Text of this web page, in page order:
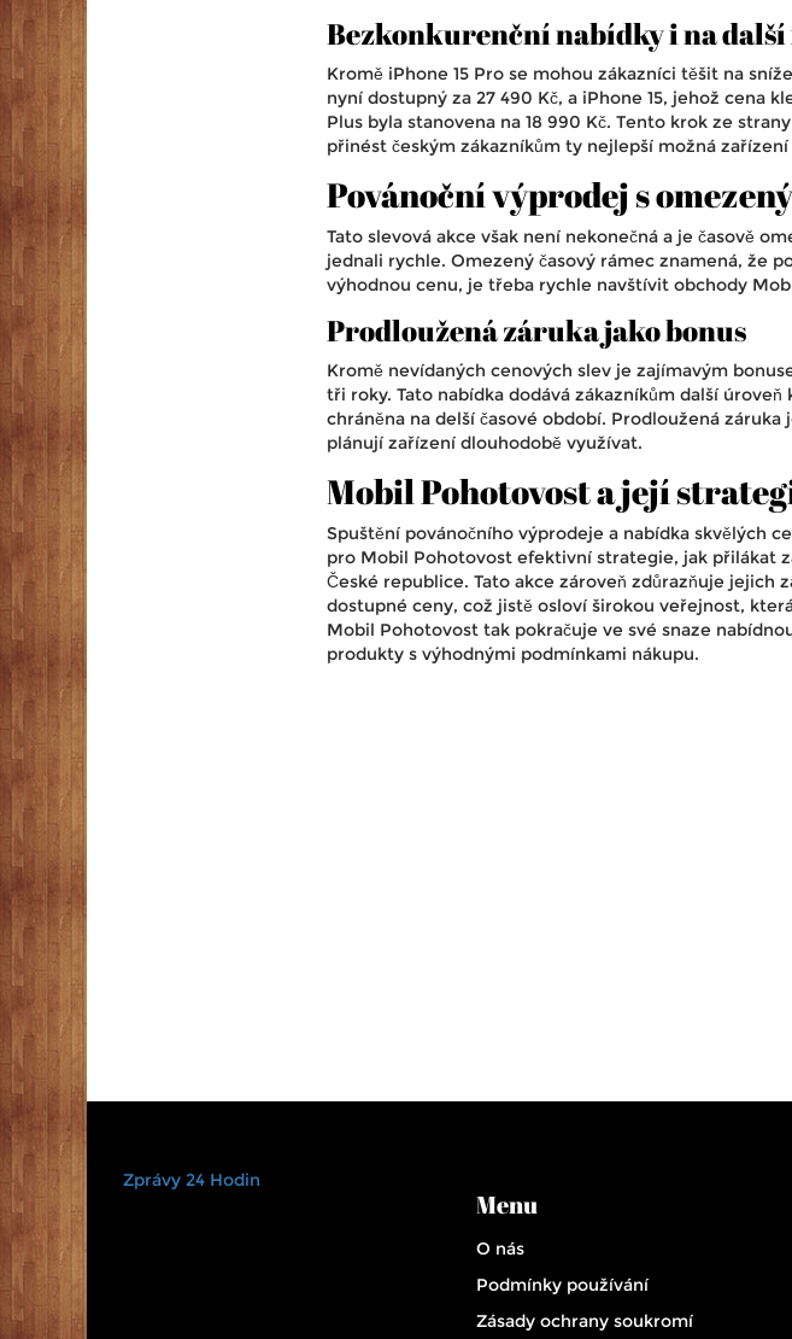
Bezkonkurenční nabídky i na další
Kromě iPhone 15 Pro se mohou zákazníci těšit na
nyní dostupný za 27 490 Kč, a iPhone 15, jehož cena
Plus byla stanovena na 18 990 Kč. Tento krok ze
přinést českým zákazníkům ty nejlepší možná
Povánoční výprodej s
Tato slevová akce však není nekonečná a je časově
jednali rychle. Omezený časový rámec znamená, že
výhodnou cenu, je třeba rychle navštívit obchody
Prodloužená záruka jako bonus
Kromě nevídaných cenových slev je zajímavým
tři roky. Tato nabídka dodává zákazníkům další
chráněna na delší časové období. Prodloužená
plánují zařízení dlouhodobě využívat.
Mobil Pohotovost a její
Spuštění povánočního výprodeje a nabídka skvělých
pro Mobil Pohotovost efektivní strategie, jak přilákat
České republice. Tato akce zároveň zdůrazňuje jejich
dostupné ceny, což jistě osloví širokou veřejnost,
Mobil Pohotovost tak pokračuje ve své snaze
produkty s výhodnými podmínkami nákupu.
Zprávy 24 Hodin
Menu
O nás
Podmínky používání
Zásady ochrany soukromí